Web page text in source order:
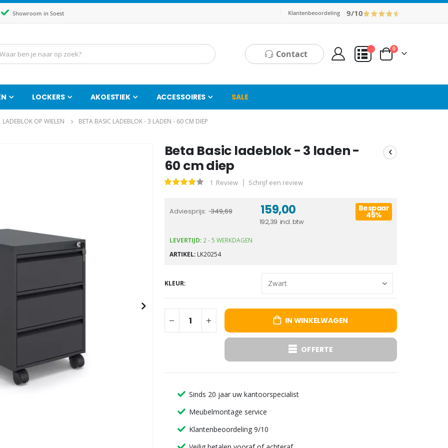
Showroom in Soest Klantenbeoordeling 9/10
Contact Cart
0producten
LOCKERS AKOESTIEK ACCESSOIRES SALE
LADEBLOK OP WIELEN BETA BASIC LADEBLOK - 3 LADEN - 60 CM DIEP
naar
begin
Beta Basic ladeblok - 3 laden -
60 cm diep
Waardering: 1 Review Schrijf een review
Adviesprijs 349,69
192,39
159,00 Bespaar
45%
LEVERTIJD: 2 - 5 WERKDAGEN
ARTIKEL LK20254
KLEUR
IN WINKELWAGEN
OFFERTE
Sinds 20 jaar uw kantoorspecialist
Meubelmontage service
Klantenbeoordeling 9/10